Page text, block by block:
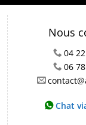
Nous
04
06
Chat